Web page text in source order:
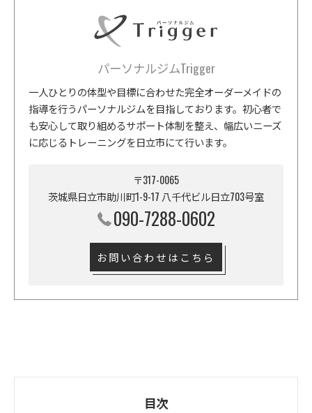
パーソナルジムTrigger
一人ひとりの体型や目標に合わせた完全オーダーメイドの
指導を行うパーソナルジムを目指しております。初心者で
も安心して取り組めるサポート体制を整え、幅広いニーズ
に応じるトレーニングを日立市にて行います。
〒317-0065
茨城県日立市助川町1-9-17 八千代ビル日立703号室
090-7288-0602
お問い合わせはこちら
目次